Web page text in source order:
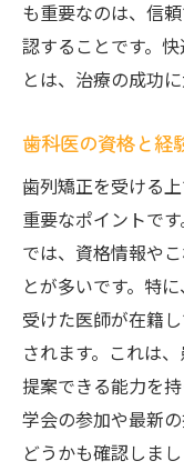
も重要なのは、信
認することです。
とは、治療の成功
歯科医の資格と経
歯列矯正を受ける
重要なポイントで
では、資格情報や
とが多いです。特
受けた医師が在籍
されます。これは
提案できる能力を
学会の参加や最新
どうかも確認しま